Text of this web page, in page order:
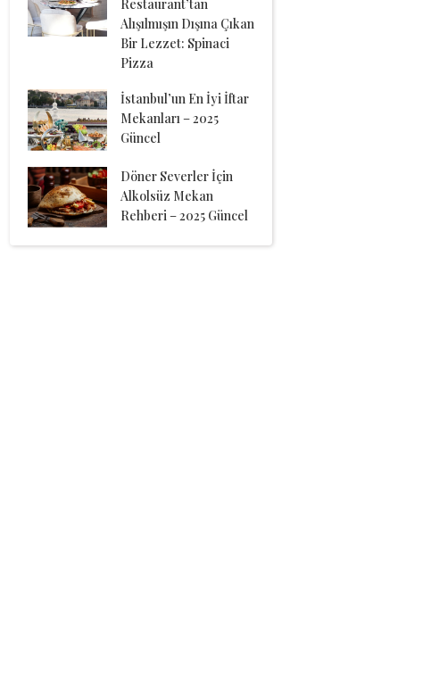
Restaurant’tan
Alışılmışın Dışına Çıkan
Bir Lezzet: Spinaci
Pizza
İstanbul’un En İyi İftar
Mekanları – 2025
Güncel
Döner Severler İçin
Alkolsüz Mekan
Rehberi – 2025 Güncel